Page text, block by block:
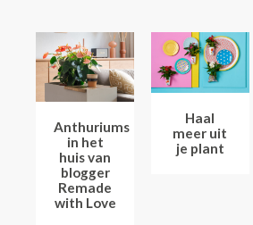
Anthuriums
in het
huis van
blogger
Remade
with Love
Haal
meer uit
je plant